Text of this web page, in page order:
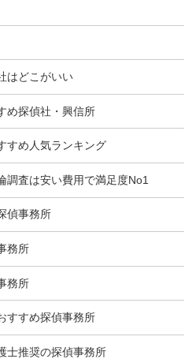
はどこがいい
め探偵社・興信所
すめ人気ランキング
調査は安い費用で満足度No1
偵事務所
務所
務所
すすめ探偵事務所
士推奨の探偵事務所